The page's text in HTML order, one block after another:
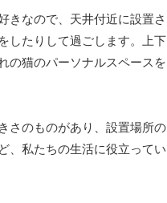
きなので、天井付近に設置さ
したりして過ごします。上下
の猫のパーソナルスペースを
さのものがあり、設置場所の
、私たちの生活に役立ってい